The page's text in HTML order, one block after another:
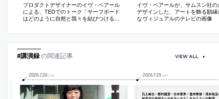
プロダクトデザイナーのイヴ・ベアール
による、TEDでのトーク「サーフボード
はどのように自然と我々を結びつけるの
イヴ・ベアールが、サムスン社の
デザインした、アートを飾る額縁
なヴィジュアルのテレビの画像
#講演録の関連記事
2026.7.26 SUN 2026.7.25 SAT
VIEW ALL